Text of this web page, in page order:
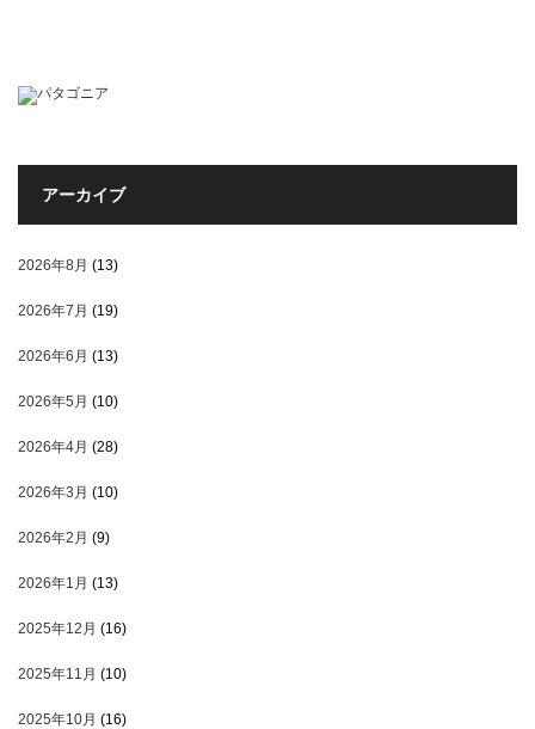
アーカイブ
2026年8月 (13)
2026年7月 (19)
2026年6月 (13)
2026年5月 (10)
2026年4月 (28)
2026年3月 (10)
2026年2月 (9)
2026年1月 (13)
2025年12月 (16)
2025年11月 (10)
2025年10月 (16)